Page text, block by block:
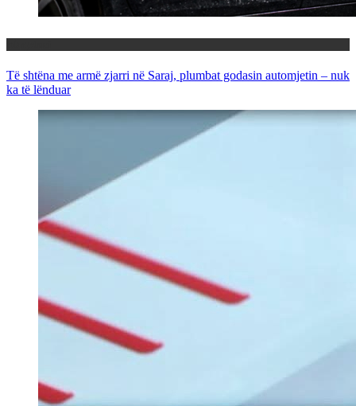
Të shtëna me armë zjarri në Saraj, plumbat godasin automjetin – nuk
ka të lënduar